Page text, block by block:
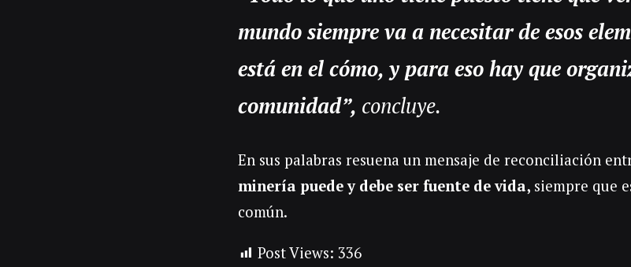
mundo siempre va a necesitar de esos
está en el cómo, y para eso hay que
comunidad”, concluye.
En sus palabras resuena un mensaje de reconciliación
minería puede y debe ser fuente de vida, siempre que
común.
Post Views: 336